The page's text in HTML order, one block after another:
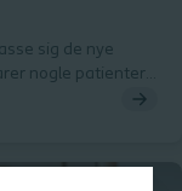
sig de nye
nogle patienter